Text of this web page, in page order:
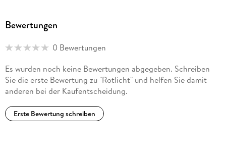
Bewertungen
0 Bewertungen
Es wurden noch keine Bewertungen abgegeben. Schreiben
Sie die erste Bewertung zu "Rotlicht" und helfen Sie damit
anderen bei der Kaufentscheidung.
Erste Bewertung schreiben